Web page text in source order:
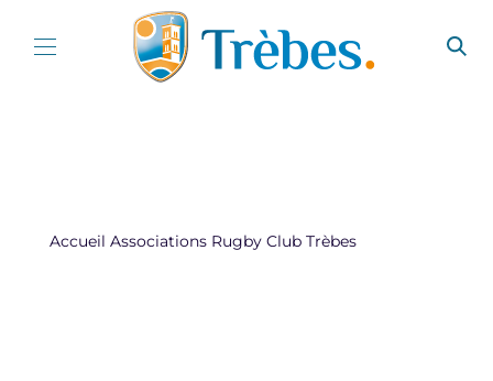
Accueil Associations Rugby Club Trèbes